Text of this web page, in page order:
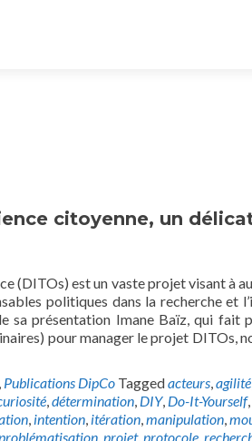
citoyenne, un
(DITOs) est un vaste projet visant à
politiques dans la recherche et
sa présentation Imane Baïz, qui fait
pour manager le projet DITOs,
, Publications DipCo Taggedacteurs,agilité
,détermination, DIY, Do-It-Yourself,
, intention, itération,manipulation,
,projet,protocole,